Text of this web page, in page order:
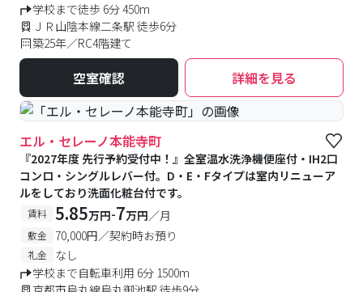
学校まで徒歩 6分 450m
ＪＲ山陰本線二条駅 徒歩6分
築25年／RC4階建て
空室確認 詳細を見る
エル・セレーノ本能寺町
『2027年度 先行予約受付中！』全室温水洗浄機便座付・IH2口
コンロ・シングルレバー付。D・E・Fタイプは室内リニューア
ルをしており洗面化粧台付です。
賃料 5.85万円-7万円／月
敷金 70,000円／契約時お預り
礼金
なし
学校まで自転車利用 6分 1500m